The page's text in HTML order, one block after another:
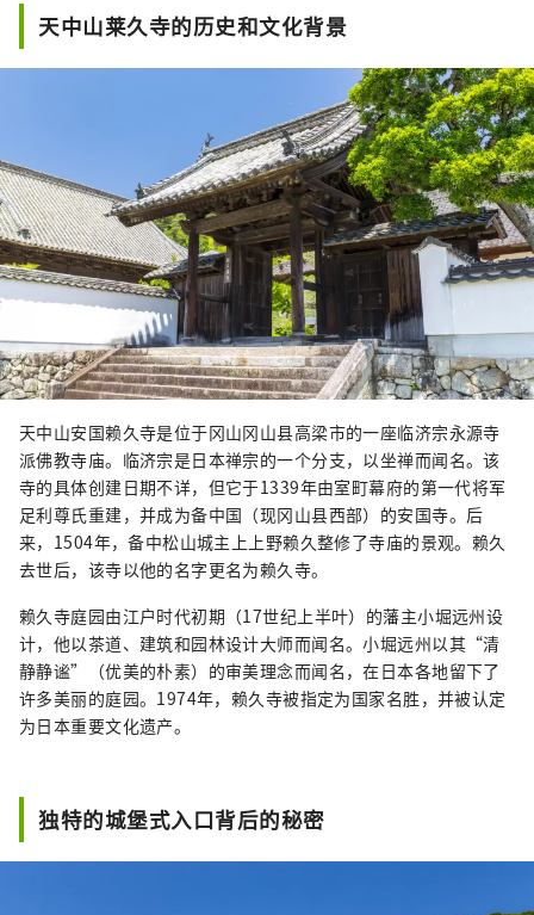
天中山莱久寺的历史和文化背景
天中山安国赖久寺是位于冈山冈山县高梁市的一座临济宗永源寺
派佛教寺庙。临济宗是日本禅宗的一个分支，以坐禅而闻名。该
寺的具体创建日期不详，但它于1339年由室町幕府的第一代将军
足利尊氏重建，并成为备中国（现冈山县西部）的安国寺。后
来，1504年，备中松山城主上上野赖久整修了寺庙的景观。赖久
去世后，该寺以他的名字更名为赖久寺。
赖久寺庭园由江户时代初期（17世纪上半叶）的藩主小堀远州设
计，他以茶道、建筑和园林设计大师而闻名。小堀远州以其“清
静静谧”（优美的朴素）的审美理念而闻名，在日本各地留下了
许多美丽的庭园。1974年，赖久寺被指定为国家名胜，并被认定
为日本重要文化遗产。
独特的城堡式入口背后的秘密